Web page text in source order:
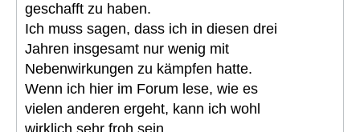
geschafft zu haben.
Ich muss sagen, dass ich in diesen drei
Jahren insgesamt nur wenig mit
Nebenwirkungen zu kämpfen hatte.
Wenn ich hier im Forum lese, wie es
vielen anderen ergeht, kann ich wohl